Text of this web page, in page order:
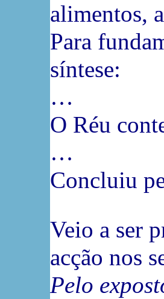
alimentos,
Para
síntese:
…
O Réu
…
Concluiu
Veio a ser
acção nos
Pelo